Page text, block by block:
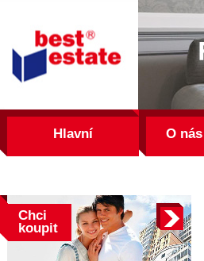
best
estate
Hlavní O nás
Chci
koupit